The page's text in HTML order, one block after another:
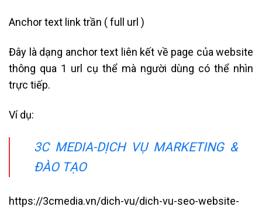
Anchor text link trần ( full url )
Đây là dạng anchor text liên kết về page của website
thông qua 1 url cụ thể mà người dùng có thể nhìn
trực tiếp.
Ví dụ:
3C MEDIA-DỊCH VỤ MARKETING &
ĐÀO TẠO
https://3cmedia.vn/dich-vu/dich-vu-seo-website-